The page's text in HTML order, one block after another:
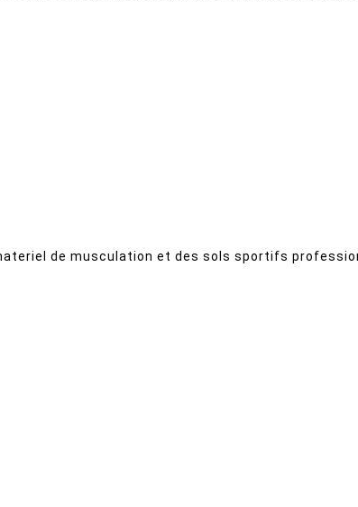
de musculation et des sols sportifs